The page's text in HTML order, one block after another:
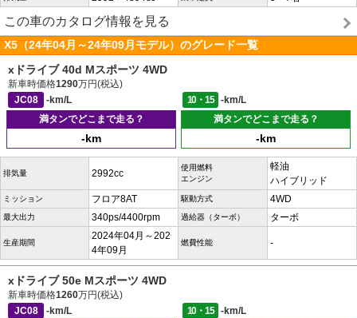
この車のカタログ情報を見る
X5（24年04月～24年09月モデル）のグレード一覧
xドライブ 40d Mスポーツ 4WD
新車時価格1290万円(税込)
JC08
-km/L 10・15
-km/L
満タンでどこまで走る？
-km
満タンでどこまで走る？
-km
排気量 2992cc
使用燃料
エンジン
軽油
ハイブリッド
ミッション フロア8AT 駆動方式 4WD
最大出力 340ps/4400rpm 過給器（ターボ） ターボ
生産期間
2024年04月～202
4年09月
燃費性能 -
xドライブ 50e Mスポーツ 4WD
新車時価格1260万円(税込)
JC08
-km/L 10・15
-km/L